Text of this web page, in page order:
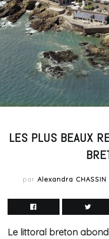
LES PLUS BEAUX
par Alexandra CHASSIN
Le littoral breton